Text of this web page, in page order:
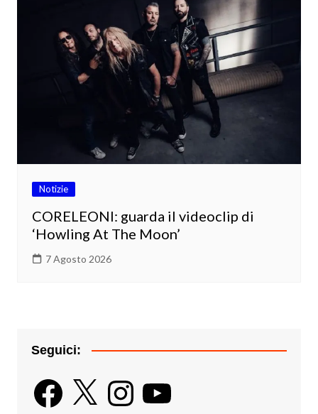
Notizie
CORELEONI: guarda il videoclip di
‘Howling At The Moon’
7 Agosto 2026
Seguici:
Facebook
X InstagramYouTube